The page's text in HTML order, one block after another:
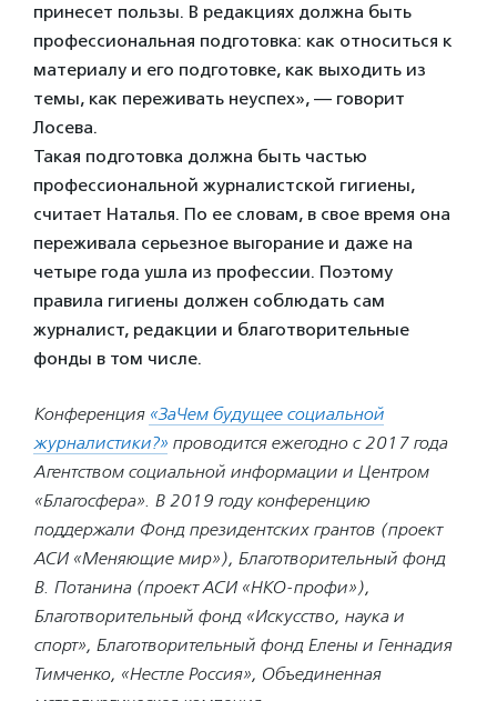
принесет пользы. В редакциях должна быть
профессиональная подготовка: как относиться к
материалу и его подготовке, как выходить из
темы, как переживать неуспех», — говорит
Лосева.
Такая подготовка должна быть частью
профессиональной журналистской гигиены,
считает Наталья. По ее словам, в свое время она
переживала серьезное выгорание и даже на
четыре года ушла из профессии. Поэтому
правила гигиены должен соблюдать сам
журналист, редакции и благотворительные
фонды в том числе.
Конференция «ЗаЧем будущее социальной
журналистики?» проводится ежегодно с 2017 года
Агентством социальной информации и Центром
«Благосфера». В 2019 году конференцию
поддержали Фонд президентских грантов (проект
АСИ «Меняющие мир»), Благотворительный фонд
В. Потанина (проект АСИ «НКО-профи»),
Благотворительный фонд «Искусство, наука и
спорт», Благотворительный фонд Елены и Геннадия
Тимченко, «Нестле Россия», Объединенная